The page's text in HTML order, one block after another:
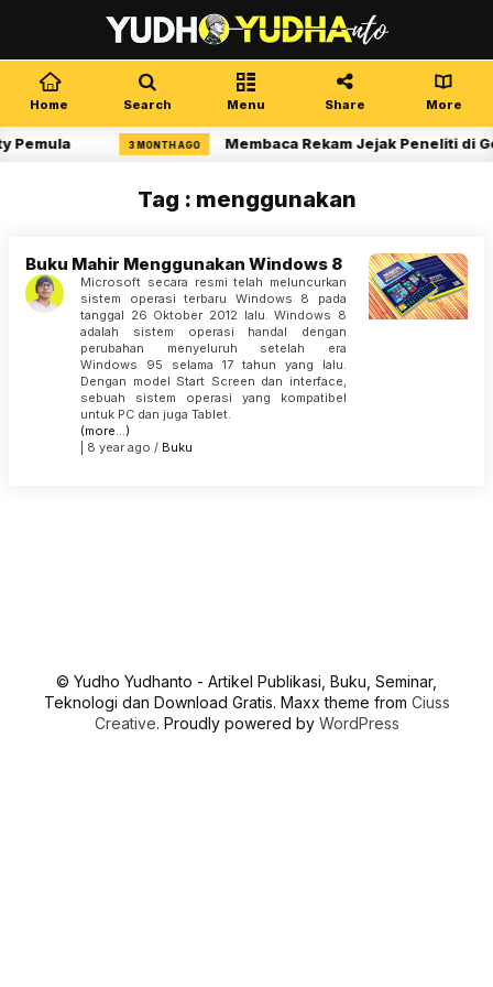
Home Search Menu Share More
Pemula 3 MONTH AGO Membaca Rekam Jejak Peneliti di
Tag : menggunakan
Buku Mahir Menggunakan Windows 8
Microsoft secara resmi telah meluncurkan
sistem operasi terbaru Windows 8 pada
tanggal 26 Oktober 2012 lalu. Windows 8
adalah sistem operasi handal dengan
perubahan menyeluruh setelah era
Windows 95 selama 17 tahun yang lalu.
Dengan model Start Screen dan interface,
sebuah sistem operasi yang kompatibel
untuk PC dan juga Tablet.
(more…)
| 8 year ago / Buku
© Yudho Yudhanto - Artikel Publikasi, Buku, Seminar,
Teknologi dan Download Gratis. Maxx theme from Ciuss
Creative. Proudly powered by WordPress